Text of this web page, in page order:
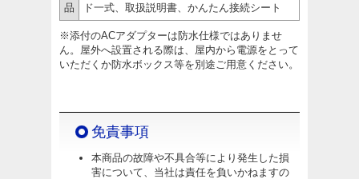
品
ド一式、取扱説明書、かんたん接続シート
※添付のACアダプターは防水仕様ではありませ
ん。屋外へ設置される際は、屋内から電源をとって
いただくか防水ボックス等を別途ご用意ください。
免責事項
本商品の故障や不具合等により発生した損
害について、当社は責任を負いかねますの